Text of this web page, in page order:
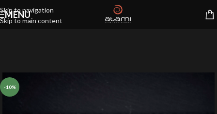
Skip to navigation
Skip to main content
MENU
-10%